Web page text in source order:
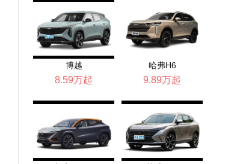
博越
8.59万起
哈弗H6
9.89万起